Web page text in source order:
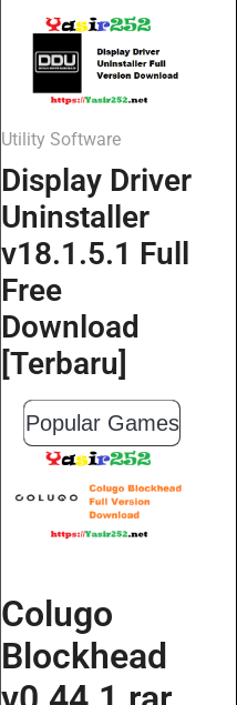
Utility Software
Display Driver
Uninstaller
v18.1.5.1 Full
Free
Download
[Terbaru]
Popular Games
Colugo
Blockhead